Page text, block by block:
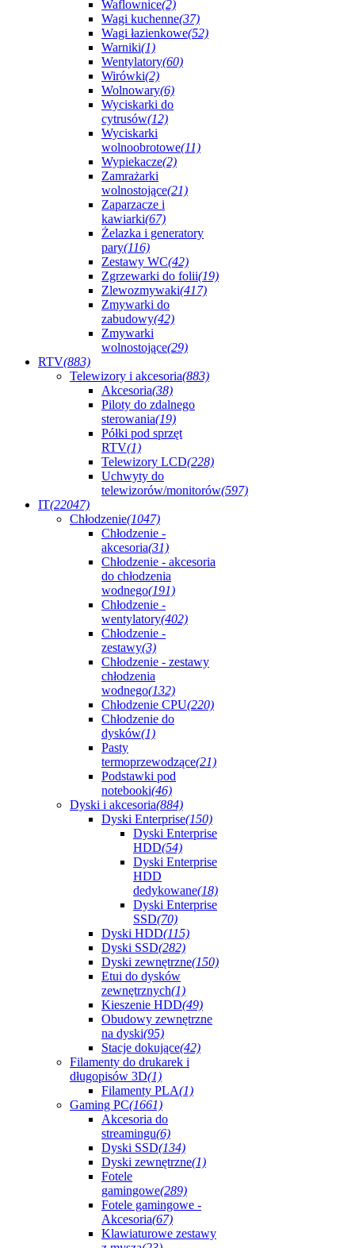
Waflownice(2)
Wagi kuchenne(37)
Wagi łazienkowe(52)
Warniki(1)
Wentylatory(60)
Wirówki(2)
Wolnowary(6)
Wyciskarki do
cytrusów(12)
Wyciskarki
wolnoobrotowe(11)
Wypiekacze(2)
Zamrażarki
wolnostojące(21)
Zaparzacze i
kawiarki(67)
Żelazka i generatory
pary(116)
Zestawy WC(42)
Zgrzewarki do folii(19)
Zlewozmywaki(417)
Zmywarki do
zabudowy(42)
Zmywarki
wolnostojące(29)
RTV(883)
Telewizory i akcesoria(883)
Akcesoria(38)
Piloty do zdalnego
sterowania(19)
Półki pod sprzęt
RTV(1)
Telewizory LCD(228)
Uchwyty do
telewizorów/monitorów(597)
IT(22047)
Chłodzenie(1047)
Chłodzenie -
akcesoria(31)
Chłodzenie - akcesoria
do chłodzenia
wodnego(191)
Chłodzenie -
wentylatory(402)
Chłodzenie -
zestawy(3)
Chłodzenie - zestawy
chłodzenia
wodnego(132)
Chłodzenie CPU(220)
Chłodzenie do
dysków(1)
Pasty
termoprzewodzące(21)
Podstawki pod
notebooki(46)
Dyski i akcesoria(884)
Dyski Enterprise(150)
Dyski Enterprise
HDD(54)
Dyski Enterprise
HDD
dedykowane(18)
Dyski Enterprise
SSD(70)
Dyski HDD(115)
Dyski SSD(282)
Dyski zewnętrzne(150)
Etui do dysków
zewnętrznych(1)
Kieszenie HDD(49)
Obudowy zewnętrzne
na dyski(95)
Stacje dokujące(42)
Filamenty do drukarek i
długopisów 3D(1)
Filamenty PLA(1)
Gaming PC(1661)
Akcesoria do
streamingu(6)
Dyski SSD(134)
Dyski zewnętrzne(1)
Fotele
gamingowe(289)
Fotele gamingowe -
Akcesoria(67)
Klawiaturowe zestawy